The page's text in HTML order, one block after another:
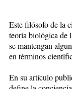
Este filósofo de la
teoría biológica de
se mantengan
en términos
En su artículo